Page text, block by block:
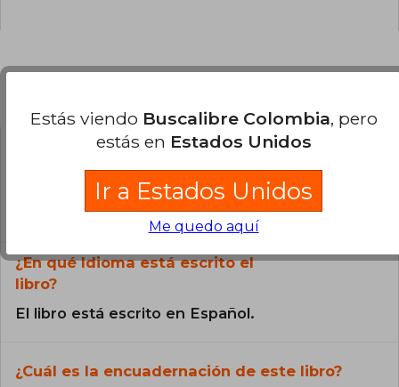
Todos los libros de nuestro
catálogo son Originales.
¿En qué Idioma está escrito el
libro?
El libro está escrito en Español.
¿Cuál es la encuadernación de este libro?
Estás viendo Buscalibre Colombia, pero
estás en Estados Unidos
Ir a Estados Unidos
Me quedo aquí